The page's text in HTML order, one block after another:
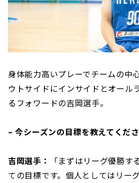
身体能力高いプレーでチームの中
ウトサイドにインサイドとオール
るフォワードの吉岡選手。
– 今シーズンの目標を教えてくだ
吉岡選手：
「まずはリーグ優勝す
ての目標です。個人としてはリー